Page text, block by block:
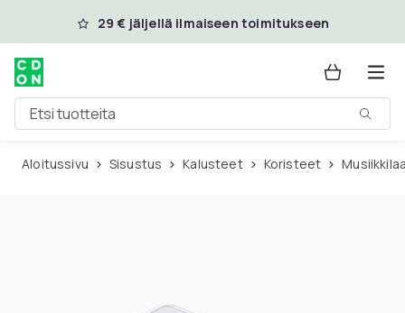
Ohita ja siirry pääsisältöön
29 € jäljellä ilmaiseen toimitukseen
Etsi tuotteita
Aloitussivu Sisustus Kalusteet Koristeet